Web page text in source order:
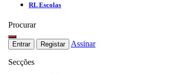
RL Escolas
Procurar
Entrar Registar Assinar
Secções